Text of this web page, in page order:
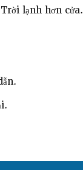
lạnh hơn cửa.